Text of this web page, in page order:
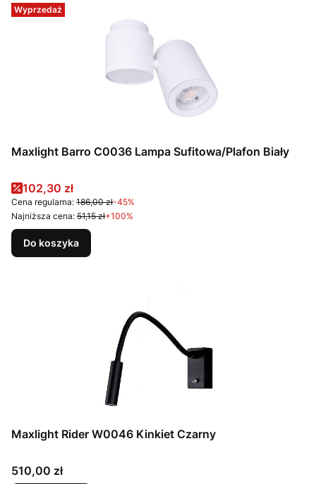
Wyprzedaż
Maxlight Barro C0036 Lampa Sufitowa/Plafon Biały
Cena promocyjna
102,30 zł
Cena regularna: 186,00 zł-45%
Najniższa cena: 51,15 zł+100%
Do koszyka
Maxlight Rider W0046 Kinkiet Czarny
Cena
510,00 zł